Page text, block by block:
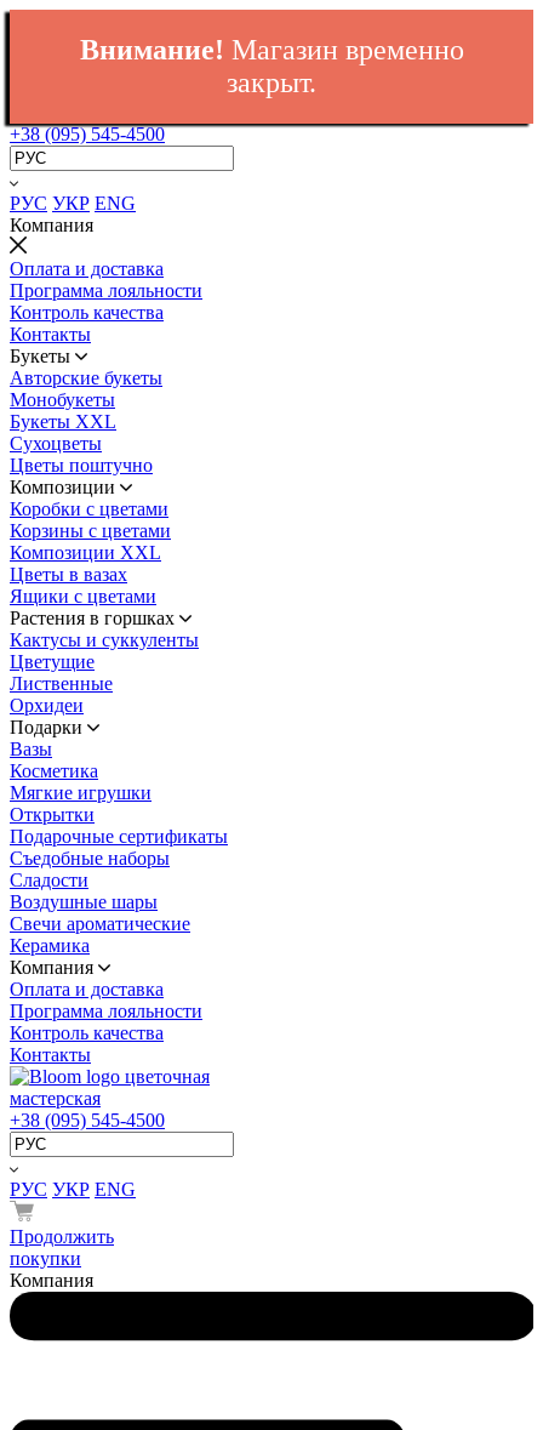
Внимание! Магазин временно
закрыт.
+38 (095) 545-4500
РУС УКР ENG
Компания
Оплата и доставка
Программа лояльности
Контроль качества
Контакты
Букеты
Авторские букеты
Монобукеты
Букеты XXL
Сухоцветы
Цветы поштучно
Композиции
Коробки с цветами
Корзины с цветами
Композиции XXL
Цветы в вазах
Ящики с цветами
Растения в горшках
Кактусы и суккуленты
Цветущие
Лиственные
Орхидеи
Подарки
Вазы
Косметика
Мягкие игрушки
Открытки
Подарочные сертификаты
Съедобные наборы
Сладости
Воздушные шары
Свечи ароматические
Керамика
Компания
Оплата и доставка
Программа лояльности
Контроль качества
Контакты
цветочная
мастерская
+38 (095) 545-4500
РУС УКР ENG
Продолжить
покупки
Компания